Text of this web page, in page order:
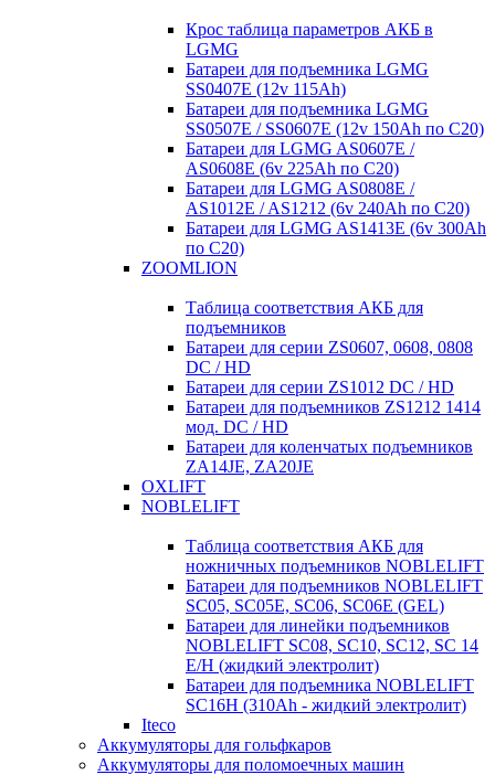
Крос таблица параметров АКБ в
LGMG
Батареи для подъемника LGMG
SS0407E (12v 115Ah)
Батареи для подъемника LGMG
SS0507E / SS0607E (12v 150Ah по С20)
Батареи для LGMG AS0607E /
AS0608E (6v 225Ah по С20)
Батареи для LGMG AS0808E /
AS1012E / AS1212 (6v 240Ah по С20)
Батареи для LGMG AS1413E (6v 300Ah
по С20)
ZOOMLION
Таблица соответствия АКБ для
подъемников
Батареи для серии ZS0607, 0608, 0808
DC / HD
Батареи для серии ZS1012 DC / HD
Батареи для подъемников ZS1212 1414
мод. DC / HD
Батареи для коленчатых подъемников
ZA14JE, ZA20JE
OXLIFT
NOBLELIFT
Таблица соответствия АКБ для
ножничных подъемников NOBLELIFT
Батареи для подъемников NOBLELIFT
SC05, SC05E, SC06, SC06E (GEL)
Батареи для линейки подъемников
NOBLELIFT SC08, SC10, SC12, SC 14
E/H (жидкий электролит)
Батареи для подъемника NOBLELIFT
SC16H (310Ah - жидкий электролит)
Iteco
Аккумуляторы для гольфкаров
Аккумуляторы для поломоечных машин